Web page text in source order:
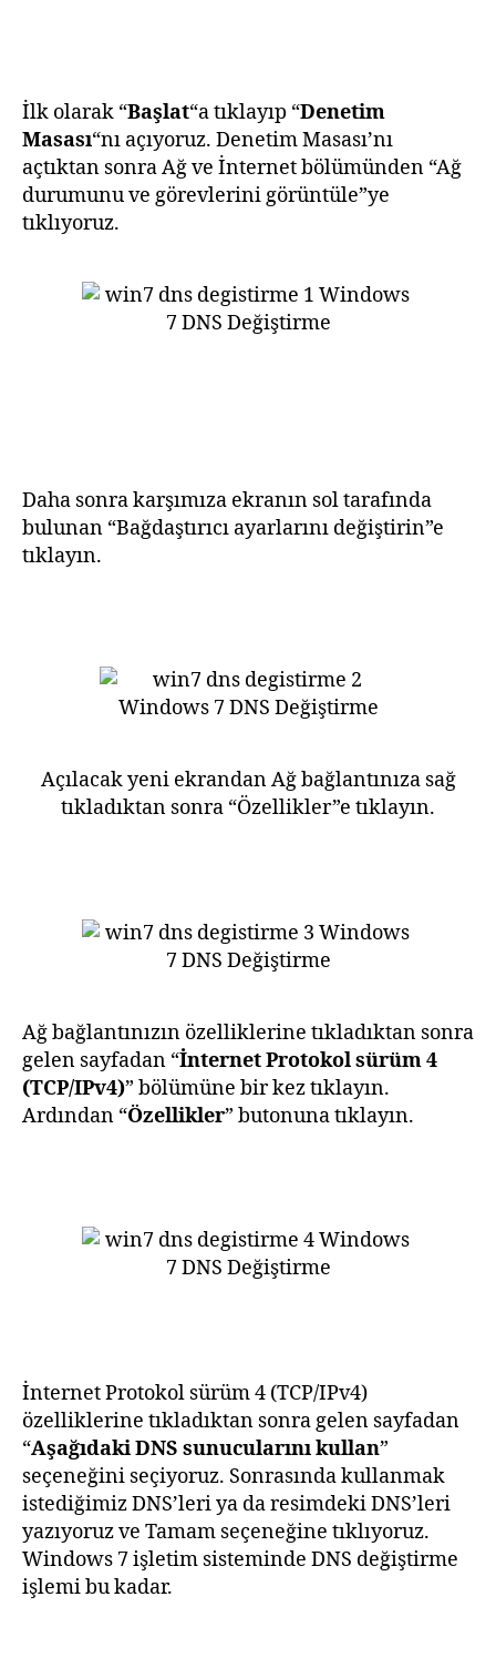
İlk olarak “Başlat“a tıklayıp “Denetim
Masası“nı açıyoruz. Denetim Masası’nı
açtıktan sonra Ağ ve İnternet bölümünden “Ağ
durumunu ve görevlerini görüntüle”ye
tıklıyoruz.
Daha sonra karşımıza ekranın sol tarafında
bulunan “Bağdaştırıcı ayarlarını değiştirin”e
tıklayın.
Açılacak yeni ekrandan Ağ bağlantınıza sağ
tıkladıktan sonra “Özellikler”e tıklayın.
Ağ bağlantınızın özelliklerine tıkladıktan sonra
gelen sayfadan “İnternet Protokol sürüm 4
(TCP/IPv4)” bölümüne bir kez tıklayın.
Ardından “Özellikler” butonuna tıklayın.
İnternet Protokol sürüm 4 (TCP/IPv4)
özelliklerine tıkladıktan sonra gelen sayfadan
“Aşağıdaki DNS sunucularını kullan”
seçeneğini seçiyoruz. Sonrasında kullanmak
istediğimiz DNS’leri ya da resimdeki DNS’leri
yazıyoruz ve Tamam seçeneğine tıklıyoruz.
Windows 7 işletim sisteminde DNS değiştirme
işlemi bu kadar.